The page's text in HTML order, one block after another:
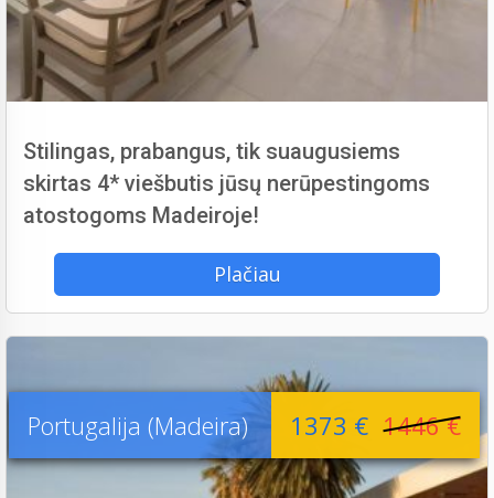
Stilingas, prabangus, tik suaugusiems
skirtas 4* viešbutis jūsų nerūpestingoms
atostogoms Madeiroje!
Plačiau
Portugalija (Madeira) 1373 € 1446 €